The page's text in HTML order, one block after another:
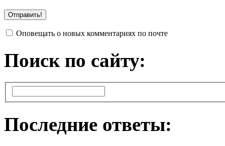
Оповещать о новых комментариях по почте
Поиск по сайту:
Последние ответы: